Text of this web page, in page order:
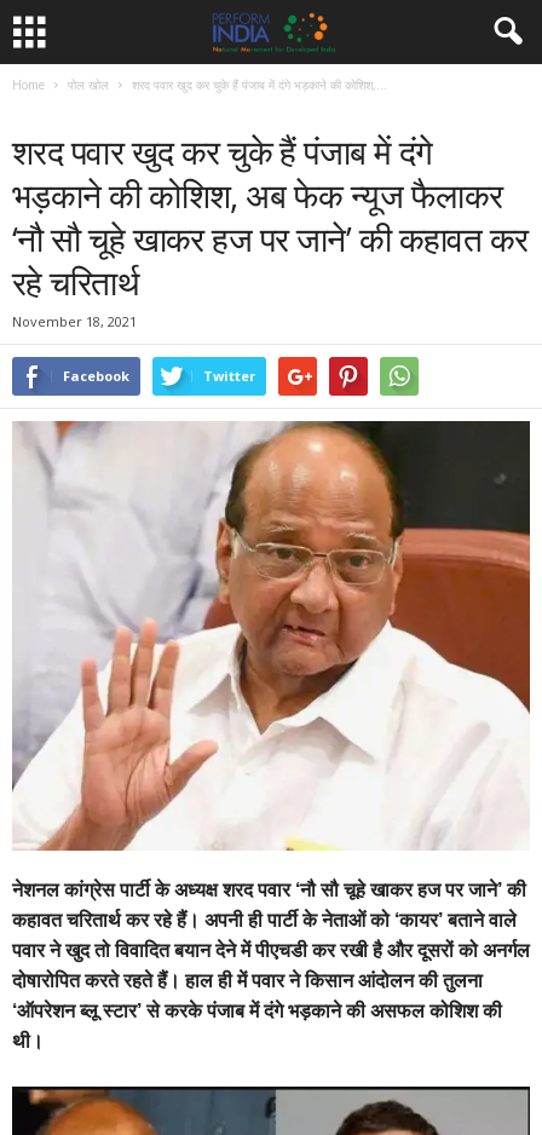
Home पोल खोल शरद पवार खुद कर चुके हैं पंजाब में दंगे भड़काने की कोशिश,...
शरद पवार खुद कर चुके हैं पंजाब में दंगे
भड़काने की कोशिश, अब फेक न्यूज फैलाकर
‘नौ सौ चूहे खाकर हज पर जाने’ की कहावत कर
रहे चरितार्थ
November 18, 2021
Facebook Twitter
नेशनल कांग्रेस पार्टी के अध्यक्ष शरद पवार ‘नौ सौ चूहे खाकर हज पर जाने’ की
कहावत चरितार्थ कर रहे हैं। अपनी ही पार्टी के नेताओं को ‘कायर’ बताने वाले
पवार ने खुद तो विवादित बयान देने में पीएचडी कर रखी है और दूसरों को अनर्गल
दोषारोपित करते रहते हैं। हाल ही में पवार ने किसान आंदोलन की तुलना
‘ऑपरेशन ब्लू स्टार’ से करके पंजाब में दंगे भड़काने की असफल कोशिश की
थी।